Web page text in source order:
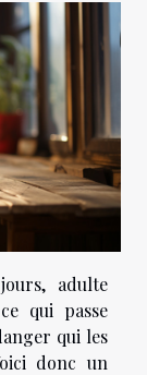
adulte
qui passe
qui les
donc un